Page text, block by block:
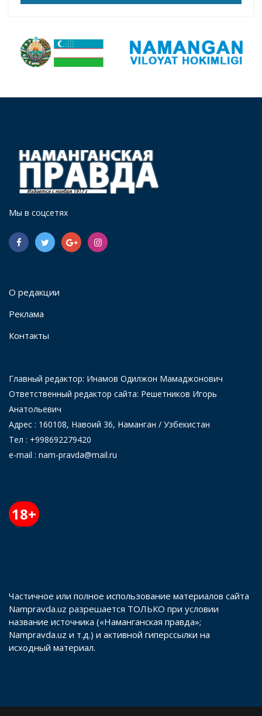
Мы в соцсетях
О редакции
Реклама
Контакты
Главный редактор: Инамов Одилжон Мамаджонович
Ответственный редактор сайта: Решетников Игорь
Анатольевич
Адрес : 160108, Навоий 36, Наманган / Узбекистан
Тел : +998692279420
e-mail : nam-pravda@mail.ru
18+
Частичное или полное использование материалов сайта
Nampravda.uz разрешается ТОЛЬКО при условии
название источника («Наманганская правда»;
Nampravda.uz и т.д.) и активной гиперссылки на
исходный материал.